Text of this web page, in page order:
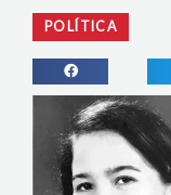
POLÍTICA